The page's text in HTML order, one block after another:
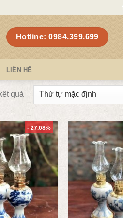
Hotline: 0984.399.699
LIÊN HỆ
quả
- 27.08%